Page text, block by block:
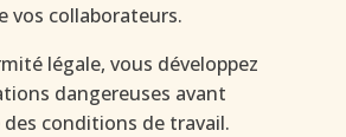
vos collaborateurs.
légale, vous développez
dangereuses avant
conditions de travail.